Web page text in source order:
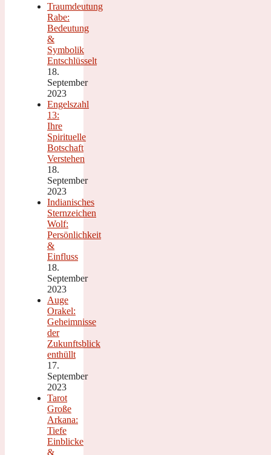
Traumdeutung
Rabe:
Bedeutung
&
Symbolik
Entschlüsselt
18.
September
2023
Engelszahl
13:
Ihre
Spirituelle
Botschaft
Verstehen
18.
September
2023
Indianisches
Sternzeichen
Wolf:
Persönlichkeit
&
Einfluss
18.
September
2023
Auge
Orakel:
Geheimnisse
der
Zukunftsblick
enthüllt
17.
September
2023
Tarot
Große
Arkana:
Tiefe
Einblicke
&